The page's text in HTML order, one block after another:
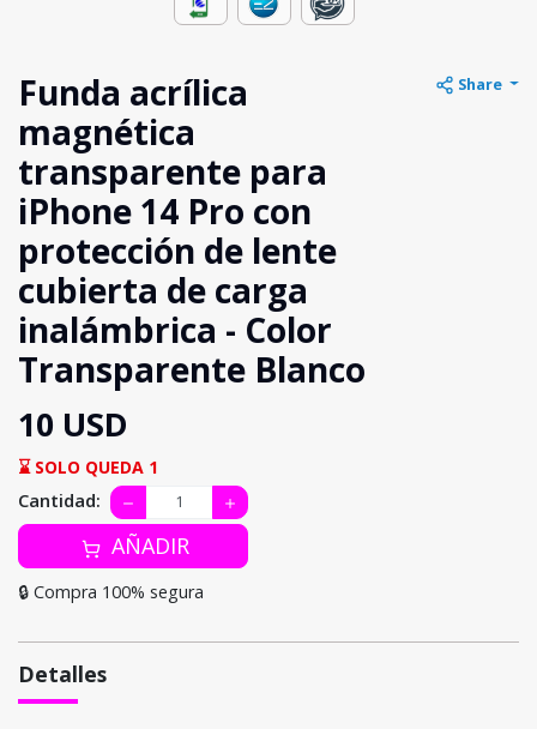
Funda acrílica
magnética
transparente para
iPhone 14 Pro con
protección de lente
cubierta de carga
inalámbrica - Color
Transparente Blanco
Share
10 USD
⌛ SOLO QUEDA 1
Cantidad:
AÑADIR
🔒 Compra 100% segura
Detalles